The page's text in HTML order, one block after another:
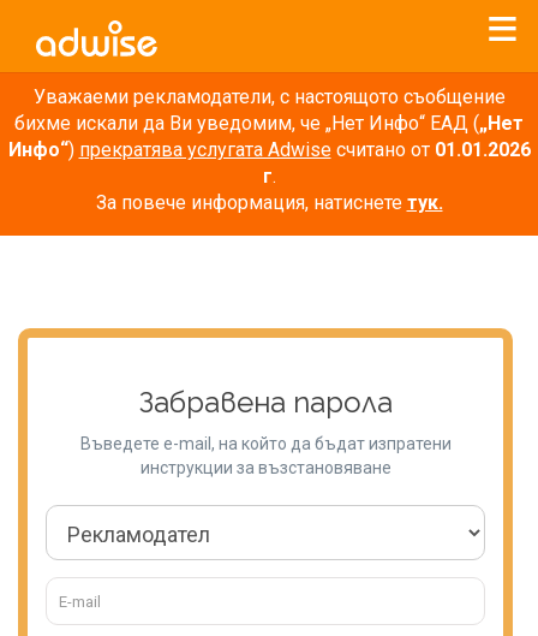
Уважаеми рекламодатели, с настоящото съобщение
бихме искали да Ви уведомим, че „Нет Инфо“ ЕАД („Нет
Инфо“) прекратява услугата Adwiseсчитано от 01.01.2026
г.
За повече информация, натиснете тук.
Забравена парола
Въведете e-mail, на който да бъдат изпратени
инструкции за възстановяване